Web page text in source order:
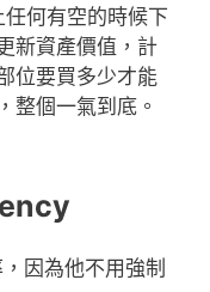
何有空的時候下
新資產價值，計
位要買多少才能
整個一氣到底。
因為他不用強制